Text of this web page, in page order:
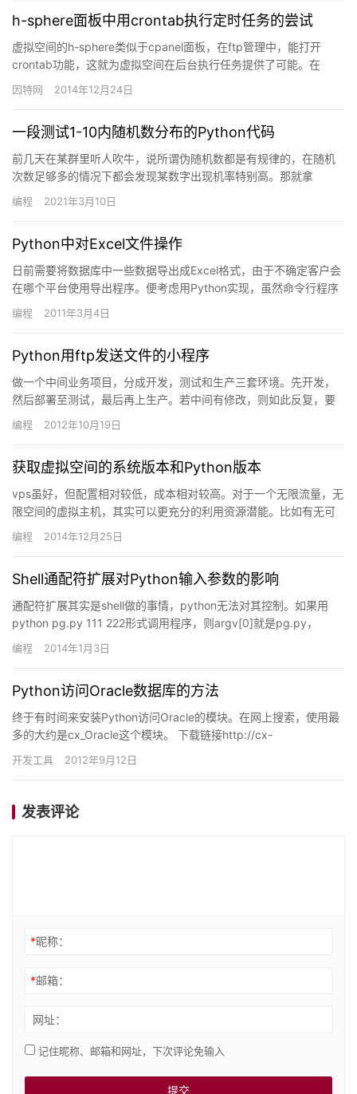
h-sphere面板中用crontab执行定时任务的尝试
虚拟空间的h-sphere类似于cpanel面板，在ftp管理中，能打开
crontab功能，这就为虚拟空间在后台执行任务提供了可能。在
crontab编辑中定制一个任务，现在问题是，…
因特网 2014年12月24日
一段测试1-10内随机数分布的Python代码
前几天在某群里听人吹牛，说所谓伪随机数都是有规律的，在随机
次数足够多的情况下都会发现某数字出现机率特别高。那就拿
python写个小程序验证一下，产生100次1-10之间的随机数，然…
编程 2021年3月10日
Python中对Excel文件操作
日前需要将数据库中一些数据导出成Excel格式，由于不确定客户会
在哪个平台使用导出程序。便考虑用Python实现，虽然命令行程序
使不太方便，但可以用其它语言开发GUI界面来调用此程…
编程 2011年3月4日
Python用ftp发送文件的小程序
做一个中间业务项目，分成开发，测试和生产三套环境。先开发，
然后部署至测试，最后再上生产。若中间有修改，则如此反复，要
走整套流程。生产环境还应用了F5，F5后面有4台服务器做负载均
衡…
编程 2012年10月19日
获取虚拟空间的系统版本和Python版本
vps虽好，但配置相对较低，成本相对较高。对于一个无限流量，无
限空间的虚拟主机，其实可以更充分的利用资源潜能。比如有无可
能在上面放置运行一个抓取图片或网页的爬虫？或者做网页代理？
许…
编程 2014年12月25日
Shell通配符扩展对Python输入参数的影响
通配符扩展其实是shell做的事情，python无法对其控制。如果用
python pg.py 111 222形式调用程序，则argv[0]就是pg.py，
argv[1]是111。若…
编程 2014年1月3日
Python访问Oracle数据库的方法
终于有时间来安装Python访问Oracle的模块。在网上搜索，使用最
多的大约是cx_Oracle这个模块。 下载链接http://cx-
oracle.sourceforge.ne…
开发工具 2012年9月12日
发表评论
*昵称：
*邮箱：
网址：
记住昵称、邮箱和网址，下次评论免输入